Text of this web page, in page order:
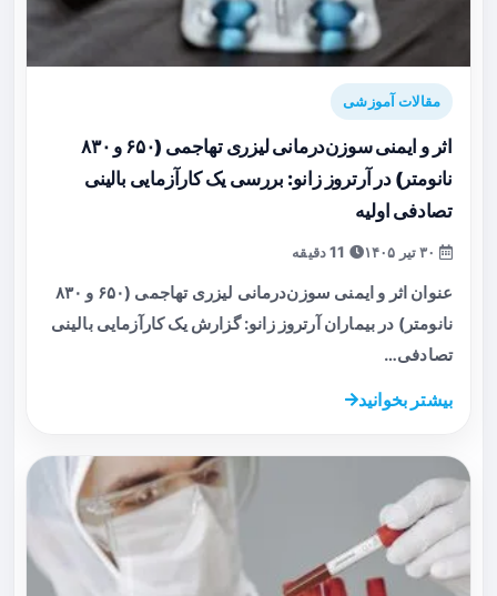
مقالات آموزشی
اثر و ایمنی سوزن‌درمانی لیزری تهاجمی (۶۵۰ و ۸۳۰
نانومتر) در آرتروز زانو: بررسی یک کارآزمایی بالینی
تصادفی اولیه
عنوان اثر و ایمنی سوزن‌درمانی لیزری تهاجمی (۶۵۰ و ۸۳۰
نانومتر) در بیماران آرتروز زانو: گزارش یک کارآزمایی بالینی
تصادفی…
بیشتر بخوانید